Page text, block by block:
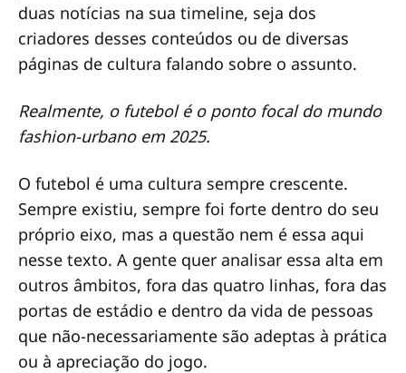
duas notícias na sua timeline, seja dos
criadores desses conteúdos ou de diversas
páginas de cultura falando sobre o assunto.
Realmente, o futebol é o ponto focal do mundo
fashion-urbano em 2025.
O futebol é uma cultura sempre crescente.
Sempre existiu, sempre foi forte dentro do seu
próprio eixo, mas a questão nem é essa aqui
nesse texto. A gente quer analisar essa alta em
outros âmbitos, fora das quatro linhas, fora das
portas de estádio e dentro da vida de pessoas
que não-necessariamente são adeptas à prática
ou à apreciação do jogo.